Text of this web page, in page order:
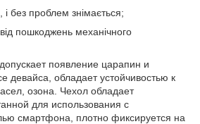
і без проблем знімається;
пошкоджень механічного
появление царапин и
девайса, обладает устойчивостью к
озона. Чехол обладает
для использования с
смартфона, плотно фиксируется на